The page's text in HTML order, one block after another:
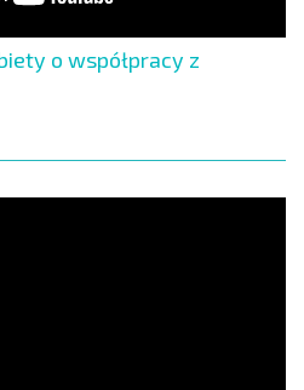
o współpracy z